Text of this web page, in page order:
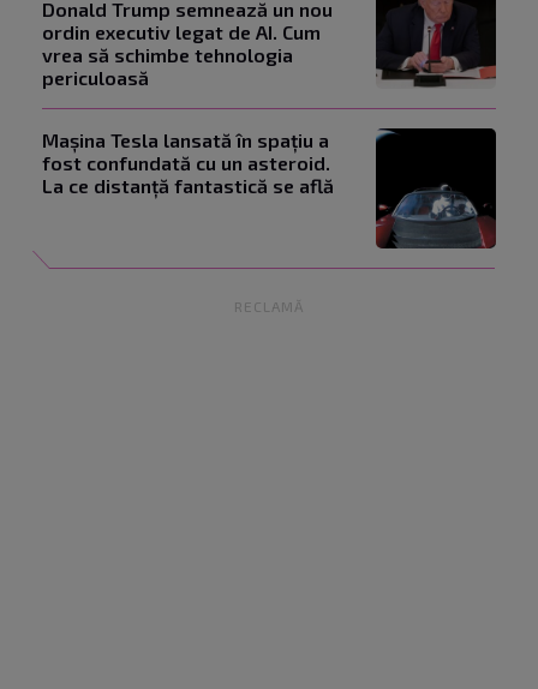
Donald Trump semnează un nou
ordin executiv legat de AI. Cum
vrea să schimbe tehnologia
periculoasă
Mașina Tesla lansată în spațiu a
fost confundată cu un asteroid.
La ce distanță fantastică se află
RECLAMĂ